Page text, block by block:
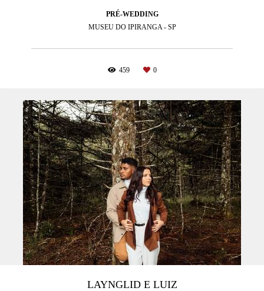
PRÉ-WEDDING
MUSEU DO IPIRANGA - SP
459 0
LAYNGLID E LUIZ